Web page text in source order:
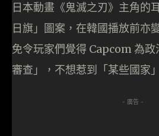
日本動畫《鬼滅之刃》主角的
日旗」圖案，在韓國播放前亦
免令玩家們覺得 Capcom 為
審查」，不想惹到「某些國家
- 廣告 -